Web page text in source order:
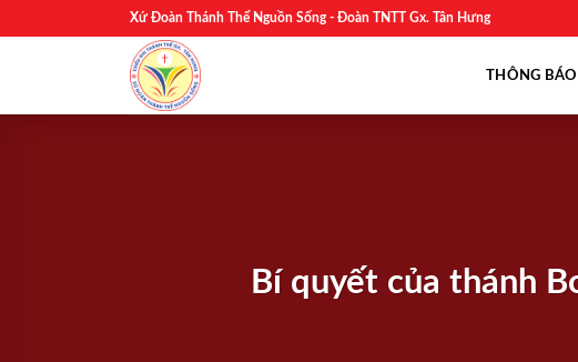
to
Xứ Đoàn Thánh Thể Nguồn Sống - Đoàn TNTT Gx. Tân Hưng
THÔNG BÁO
Bí quyết của thánh